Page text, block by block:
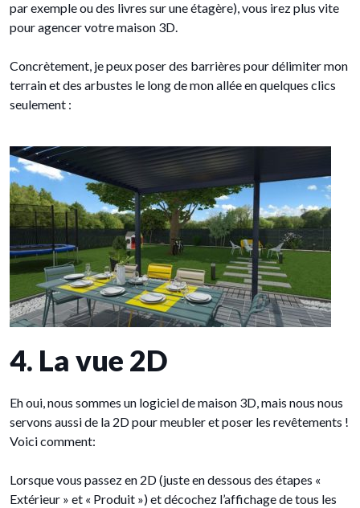
par exemple ou des livres sur une étagère), vous irez plus vite
pour agencer votre maison 3D.
Concrètement, je peux poser des barrières pour délimiter mon
terrain et des arbustes le long de mon allée en quelques clics
seulement :
4. La vue 2D
Eh oui, nous sommes un logiciel de maison 3D, mais nous nous
servons aussi de la 2D pour meubler et poser les revêtements !
Voici comment:
Lorsque vous passez en 2D (juste en dessous des étapes «
Extérieur » et « Produit ») et décochez l’affichage de tous les